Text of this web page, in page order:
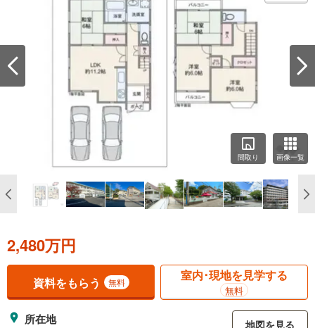
間取り 画像一覧
2,480万円
資料をもらう 無料 室内･現地を見学する
無料
所在地 地図を見る